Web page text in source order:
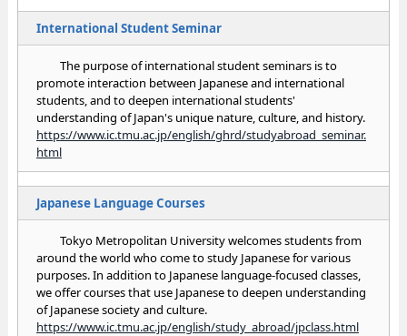
International Student Seminar
The purpose of international student seminars is to
promote interaction between Japanese and international
students, and to deepen international students'
understanding of Japan's unique nature, culture, and history.
https://www.ic.tmu.ac.jp/english/ghrd/studyabroad_seminar.
html
Japanese Language Courses
Tokyo Metropolitan University welcomes students from
around the world who come to study Japanese for various
purposes. In addition to Japanese language-focused classes,
we offer courses that use Japanese to deepen understanding
of Japanese society and culture.
https://www.ic.tmu.ac.jp/english/study_abroad/jpclass.html